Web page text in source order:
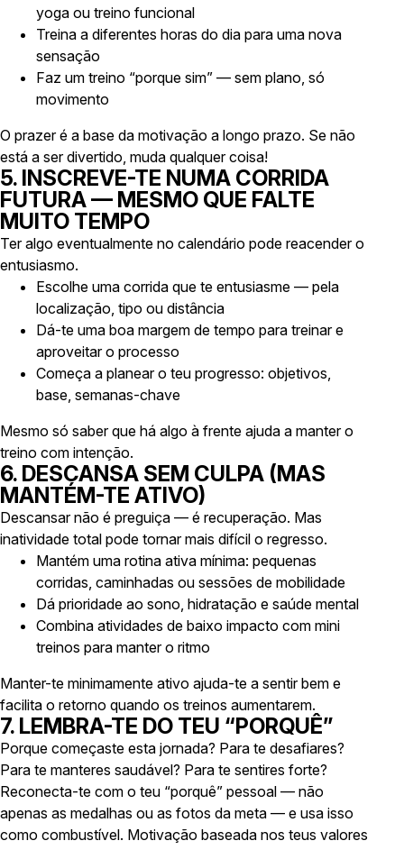
yoga ou treino funcional
Treina a diferentes horas do dia para uma nova
sensação
Faz um treino “porque sim” — sem plano, só
movimento
O prazer é a base da motivação a longo prazo. Se não
está a ser divertido, muda qualquer coisa!
5. INSCREVE-TE NUMA CORRIDA
FUTURA — MESMO QUE FALTE
MUITO TEMPO
Ter algo eventualmente no calendário pode reacender o
entusiasmo.
Escolhe uma corrida que te entusiasme — pela
localização, tipo ou distância
Dá-te uma boa margem de tempo para treinar e
aproveitar o processo
Começa a planear o teu progresso: objetivos,
base, semanas-chave
Mesmo só saberque há algo à frente ajuda a manter o
treino com intenção.
6. DESCANSA SEM CULPA (MAS
MANTÉM-TE ATIVO)
Descansar não é preguiça — é recuperação. Mas
inatividade total pode tornar mais difícil o regresso.
Mantém uma rotina ativa mínima: pequenas
corridas, caminhadas ou sessões de mobilidade
Dá prioridade ao sono, hidratação e saúde mental
Combina atividades de baixo impacto com mini
treinos para manter o ritmo
Manter-te minimamente ativo ajuda-te a sentir bem e
facilita o retorno quando os treinos aumentarem.
7. LEMBRA-TE DO TEU “PORQUÊ”
Porque começaste esta jornada? Para te desafiares?
Para te manteres saudável? Para te sentires forte?
Reconecta-te com o teu “porquê” pessoal — não
apenas as medalhas ou as fotos da meta — e usa isso
como combustível. Motivação baseada nos teus valores